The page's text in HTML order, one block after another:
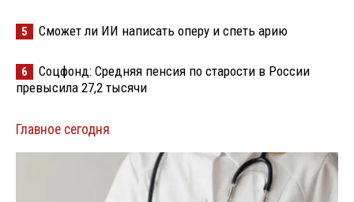
5 Сможет ли ИИ написать оперу и спеть арию
6
Соцфонд: Средняя пенсия по старости в России
превысила 27,2 тысячи
Главное сегодня